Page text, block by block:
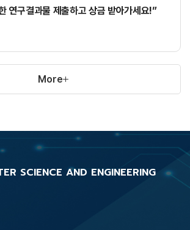
연구결과물 제출하고 상금 받아가세요!”
More
SCIENCE AND ENGINEERING